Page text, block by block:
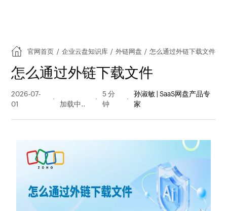
官网首页 / 企业云盘知识库 / 外链网盘 / 怎么通过外链下载文件
怎么通过外链下载文件
2026-07-
01
量
5 分
钟
孙淑敏 | SaaS网盘产品专
家